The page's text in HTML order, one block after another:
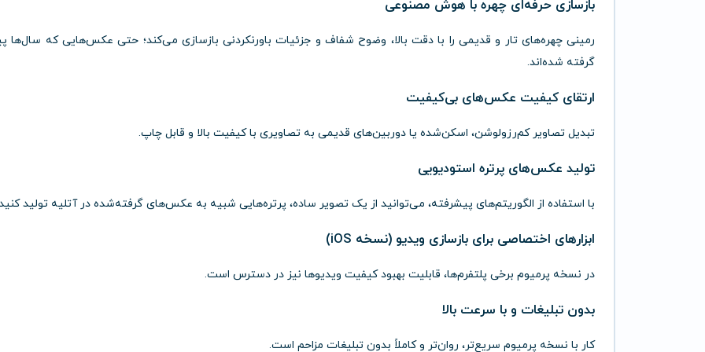
بازسازی حرفه‌ای چهره با هوش مصنوعی
رمینیچهره‌هایتار و قدیمی را با دقت بالا، وضوح شفاف و جزئیات باور‌نکردنی بازسازی می‌کند؛ حتی عکس‌هاییکه سال‌ها
گرفته‌ شده‌اند.
ارتقایکیفیت عکس‌های بی‌کیفیت
تبدیل تصاویرکم‌رزولوشن، اسکن‌شده یا دوربین‌های قدیمی به تصاویری باکیفیت بالا و قابل چاپ.
تولید عکس‌های پرتره استودیویی
با استفاده از الگوریتم‌های پیشرفته، می‌توانید از یک تصویر ساده، پرتره‌هایی شبیه به عکس‌های گرفته‌شده درآتلیه تولید
ابزارهای اختصاصی برای بازسازی ویدیو (نسخه iOS)
در نسخه پرمیوم برخی پلتفرم‌ها، قابلیت بهبودکیفیت ویدیوها نیز در دسترس است.
بدون تبلیغات و با سرعت بالا
کار با نسخه پرمیوم سریع‌تر، روان‌تر وکاملاً بدون تبلیغات مزاحم است.